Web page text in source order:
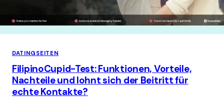
DATINGSEITEN
FilipinoCupid-Test: Funktionen, Vorteile,
Nachteile und lohnt sich der Beitritt für
echte Kontakte?